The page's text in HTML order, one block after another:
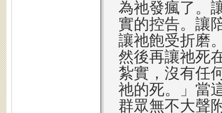
為祂發瘋了。
實的控告。讓
讓祂飽受折磨
然後再讓祂死
紮實，沒有任
祂的死。」當
群眾無不大聲